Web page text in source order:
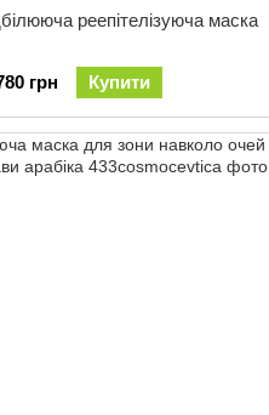
реепітелізуюча маска
грн Купити